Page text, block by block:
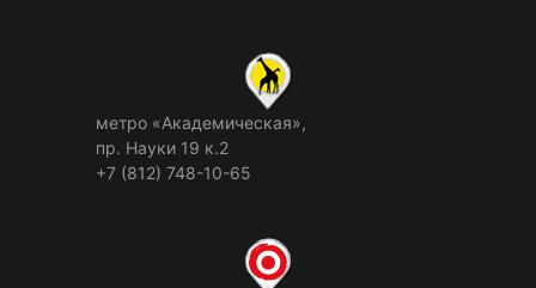
метро «Академическая»,
пр. Науки 19 к.2
+7 (812) 748-10-65